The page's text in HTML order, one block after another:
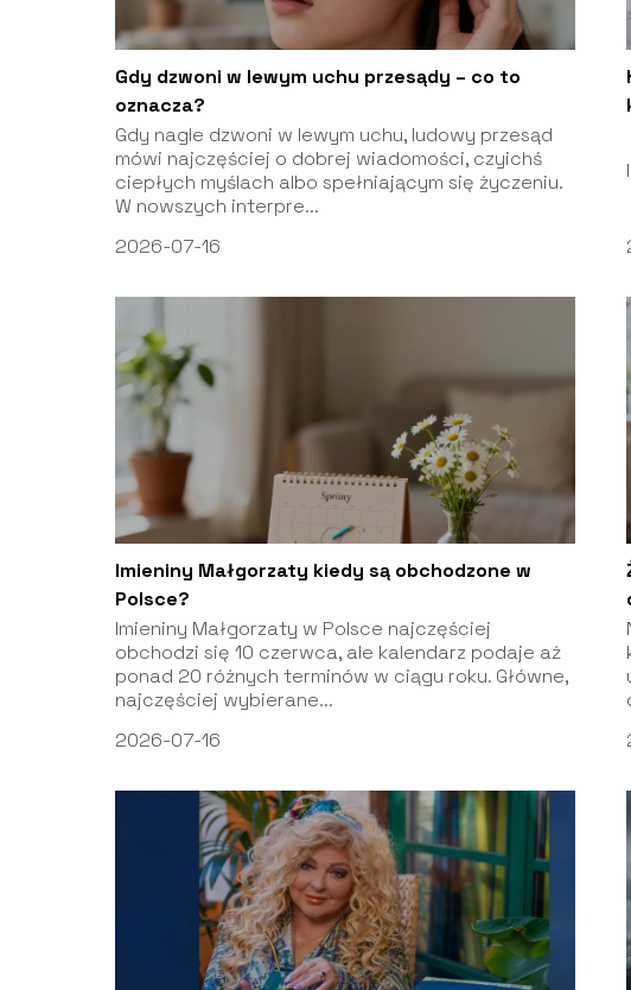
Gdy dzwoni w lewym uchu przesądy – co to
oznacza?
Gdy nagle dzwoni w lewym uchu, ludowy przesąd
mówi najczęściej o dobrej wiadomości, czyichś
ciepłych myślach albo spełniającym się życzeniu.
W nowszych interpre...
2026-07-16
Imieniny Małgorzaty kiedy są obchodzone w
Polsce?
Imieniny Małgorzaty w Polsce najczęściej
obchodzi się 10 czerwca, ale kalendarz podaje aż
ponad 20 różnych terminów w ciągu roku. Główne,
najczęściej wybierane...
2026-07-16